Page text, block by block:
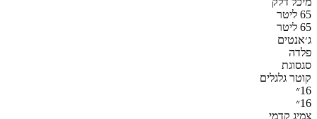
65 ליטר
65 ליטר
ג׳אנטים
פלדה
סגסוגת
קוטר גלגלים
16״
16״
צמיג קדמי